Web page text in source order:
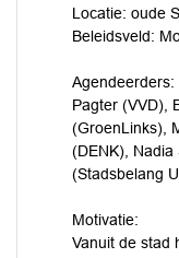
Locatie: oude
Beleidsveld:
Agendeerders:
Pagter (VVD),
(GroenLinks),
(DENK),
(Stadsbelang
Motivatie:
Vanuit de stad